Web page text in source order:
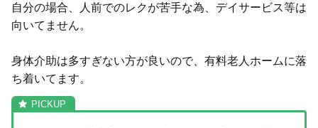
自分の場合、人前でのレクが苦手な為、デイサービス等は
向いてません。
身体介助は多すぎない方が良いので、有料老人ホームに落
ち着いてます。